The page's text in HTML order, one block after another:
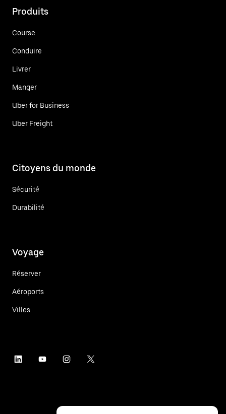
Produits
Course
Conduire
Livrer
Manger
Uber for Business
Uber Freight
Citoyens du monde
Sécurité
Durabilité
Voyage
Réserver
Aéroports
Villes